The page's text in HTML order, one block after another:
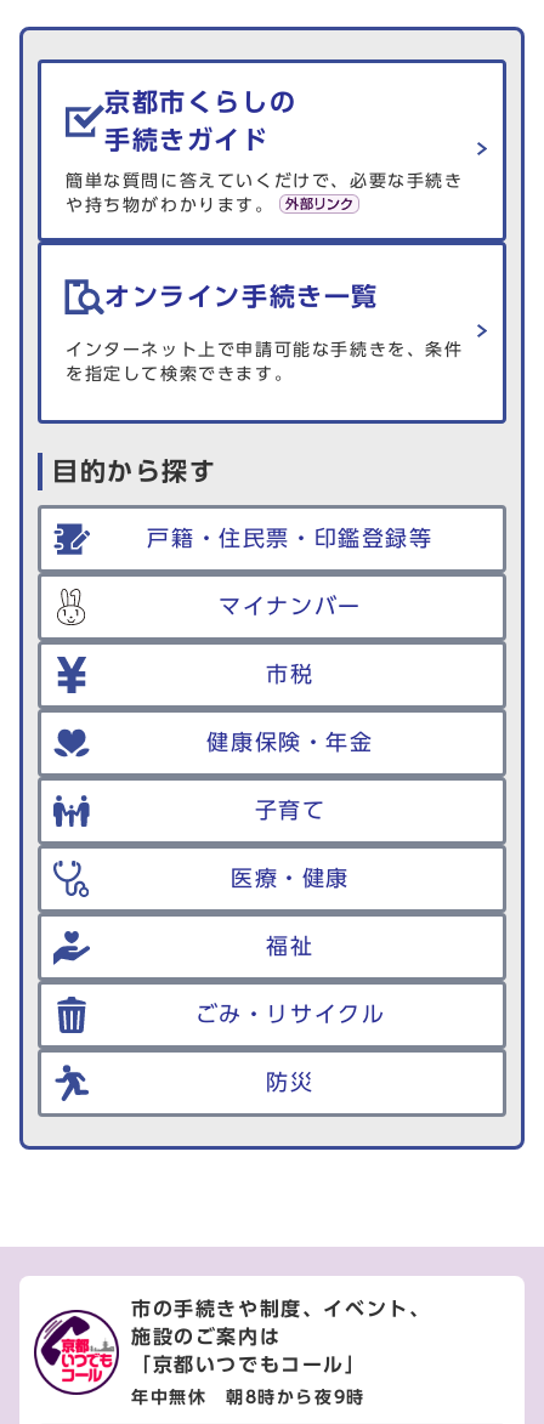
生活情報を探す
京都市くらしの
手続きガイド
簡単な質問に答えていくだけで、必要な手続き
や持ち物がわかります。
オンライン手続き一覧
インターネット上で申請可能な手続きを、条件
を指定して検索できます。
目的から探す
戸籍・住民票・印鑑登録等
マイナンバー
市税
健康保険・年金
子育て
医療・健康
福祉
ごみ・リサイクル
防災
市の手続きや制度、イベント、
施設のご案内は
「京都いつでもコール」
年中無休 朝8時から夜9時